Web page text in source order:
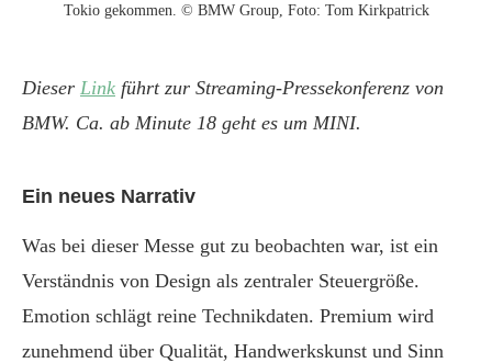
Tokio gekommen. © BMW Group, Foto: Tom Kirkpatrick
Dieser Link führt zur Streaming-Pressekonferenz von
BMW. Ca. ab Minute 18 geht es um MINI.
Ein neues Narrativ
Was bei dieser Messe gut zu beobachten war, ist ein
Verständnis von Design als zentraler Steuergröße.
Emotion schlägt reine Technikdaten. Premium wird
zunehmend über Qualität, Handwerkskunst und Sinn